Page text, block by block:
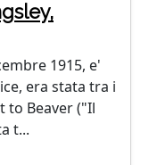
1915, e'
era stata tra i
to Beaver ("Il
t...